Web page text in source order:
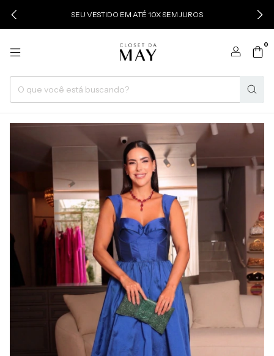
SEU VESTIDO EM ATÉ 10X SEM JUROS
0